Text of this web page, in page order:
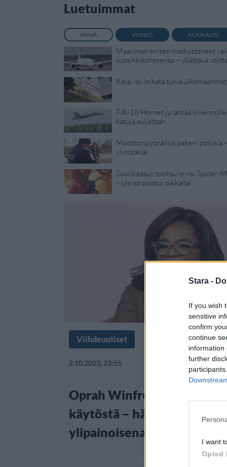
Stara -
If you wish
sensitive
confirm
continue
information
further
I want
Opted
Luetuimmat
PÄIVÄ VIIKKO KUUKAUSI
Maailman eniten matkustaneet
suosikkikohteensa – yllättävä
Kela voi leikata tukia
F/A-18 Hornet jyrähtää ylilennolle
katuja suljetaan
Moottoripyöräilijä pakeni poliisia
ylinopeus
Suolikaasun tuoksu levisi Spider-
– yleisö poistui paikalta
Viihdeuutiset
2.10.2023, 23:55
Oprah Winfrey kritisoi
käytöstä – häntä
ylipainoisena